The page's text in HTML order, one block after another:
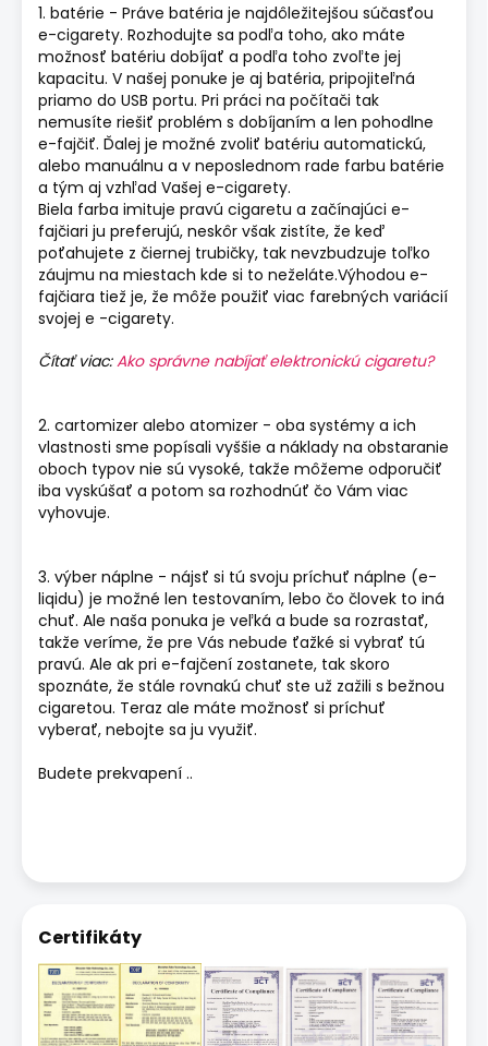
1. batérie - Práve batéria je najdôležitejšou súčasťou
e-cigarety. Rozhodujte sa podľa toho, ako máte
možnosť batériu dobíjať a podľa toho zvoľte jej
kapacitu. V našej ponuke je aj batéria, pripojiteľná
priamo do USB portu. Pri práci na počítači tak
nemusíte riešiť problém s dobíjaním a len pohodlne
e-fajčiť. Ďalej je možné zvoliť batériu automatickú,
alebo manuálnu a v neposlednom rade farbu batérie
a tým aj vzhľad Vašej e-cigarety.
Biela farba imituje pravú cigaretu a začínajúci e-
fajčiari ju preferujú, neskôr však zistíte, že keď
poťahujete z čiernej trubičky, tak nevzbudzuje toľko
záujmu na miestach kde si to neželáte.Výhodou e-
fajčiara tiež je, že môže použiť viac farebných variácií
svojej e -cigarety.
Čítať viac:Ako správne nabíjať elektronickú cigaretu?
2. cartomizer alebo atomizer - oba systémy a ich
vlastnosti sme popísali vyššie a náklady na obstaranie
oboch typov nie sú vysoké, takže môžeme odporučiť
iba vyskúšať a potom sa rozhodnúť čo Vám viac
vyhovuje.
3. výber náplne - nájsť si tú svoju príchuť náplne (e-
liqidu) je možné len testovaním, lebo čo človek to iná
chuť. Ale naša ponuka je veľká a bude sa rozrastať,
takže veríme, že pre Vás nebude ťažké si vybrať tú
pravú. Ale ak pri e-fajčení zostanete, tak skoro
spoznáte, že stále rovnakú chuť ste už zažili s bežnou
cigaretou. Teraz ale máte možnosť si príchuť
vyberať, nebojte sa ju využiť.
Budete prekvapení ..
Certifikáty